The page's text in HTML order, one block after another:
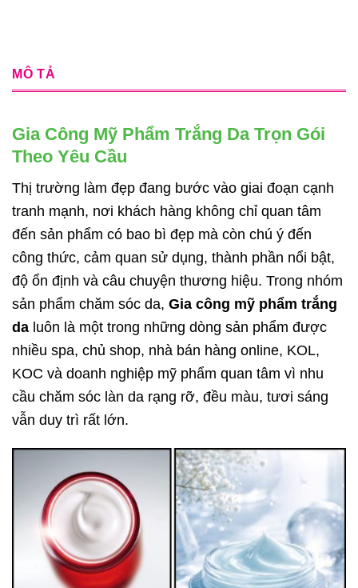
MÔ TẢ
Gia Công Mỹ Phẩm Trắng Da Trọn Gói
Theo Yêu Cầu
Thị trường làm đẹp đang bước vào giai đoạn cạnh
tranh mạnh, nơi khách hàng không chỉ quan tâm
đến sản phẩm có bao bì đẹp mà còn chú ý đến
công thức, cảm quan sử dụng, thành phần nổi bật,
độ ổn định và câu chuyện thương hiệu. Trong nhóm
sản phẩm chăm sóc da, Gia công mỹ phẩm trắng
da luôn là một trong những dòng sản phẩm được
nhiều spa, chủ shop, nhà bán hàng online, KOL,
KOC và doanh nghiệp mỹ phẩm quan tâm vì nhu
cầu chăm sóc làn da rạng rỡ, đều màu, tươi sáng
vẫn duy trì rất lớn.